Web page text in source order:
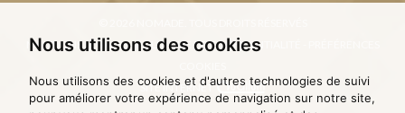
Nous utilisons des cookies
Nous utilisons des cookies et d'autres technologies de suivi
pour améliorer votre expérience de navigation sur notre site,
MENTIONS LÉGALES-POLITIQUE DE CONFIDENTIALITÉ
SITE INTERNET